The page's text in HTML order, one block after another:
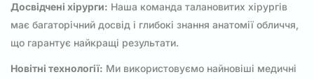
Досвідчені хірурги: Наша команда талановитих хірургів
має багаторічний досвід і глибокі знання анатомії обличчя,
що гарантує найкращі результати.
Новітні технології: Ми використовуємо найновіші медичні